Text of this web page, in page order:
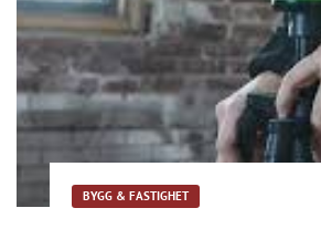
BYGG & FASTIGHET